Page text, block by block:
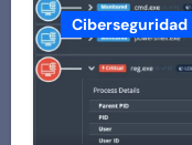
Ciberseguridad